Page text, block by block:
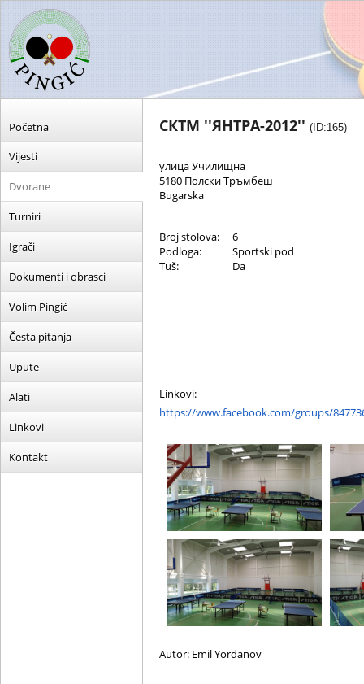
Početna
Vijesti
Dvorane
Turniri
Igrači
Dokumenti i obrasci
Volim Pingić
Česta pitanja
Upute
Alati
Linkovi
Kontakt
СКТМ ''ЯНТРА-2012'' (ID:165)
улица Училищна
5180 Полски Тръмбеш
Bugarska
Broj stolova:
6
Podloga:
Sportski pod
Tuš:
Da
Linkovi:
https://www.facebook.com/groups/
Autor: Emil Yordanov